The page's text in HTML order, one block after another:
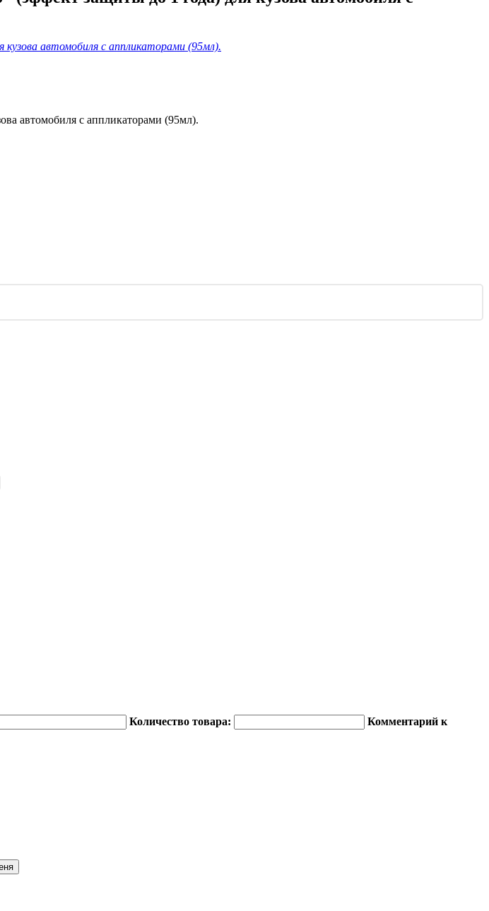
автомобиля с аппликаторами (95мл).
Количество товара:
Комментарий к